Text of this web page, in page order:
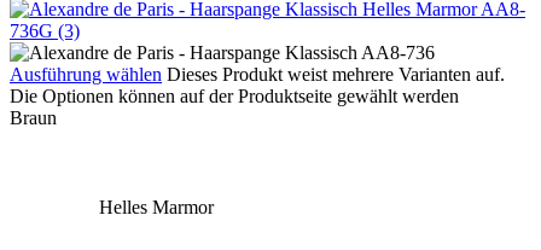
Ausführung wählen Dieses Produkt weist mehrere Varianten auf.
Die Optionen können auf der Produktseite gewählt werden
Braun
Helles Marmor